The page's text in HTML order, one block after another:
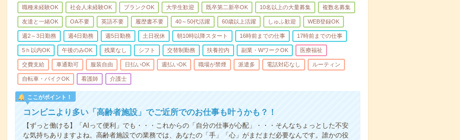
職種未経験OK 社会人未経験OK ブランクOK 大学生歓迎 既卒第二新卒OK 10名以上の大量募集 複数名募集
友達と一緒OK OA不要 英語不要 履歴書不要 40～50代活躍 60歳以上活躍 しゅふ歓迎 WEB登録OK
週2～3日勤務 週4日勤務 週5日勤務 土日祝休 朝10時以降スタート 16時前までの仕事 17時前までの仕事
5ｈ以内OK 午後のみOK 残業なし シフト 交替制勤務 扶養控内 副業・WワークOK 医療福祉
交費支給 車通勤可 服装自由 日払いOK 週払いOK 職場が禁煙 派遣多 電話対応なし ルーティン
自転車・バイクOK 看護師 介護士
ここがポイント！
コンビニより多い「高齢者施設」でご近所でのお仕事も叶うかも？！
【ずっと働ける】「AIって便利」でも・・・これからの「自分の仕事が心配」・・・そんなちょっとした不安
な気持ちありますよね。高齢者施設での業務では、あなたの「手」「心」がまだまだ必要なんです。誰かの役